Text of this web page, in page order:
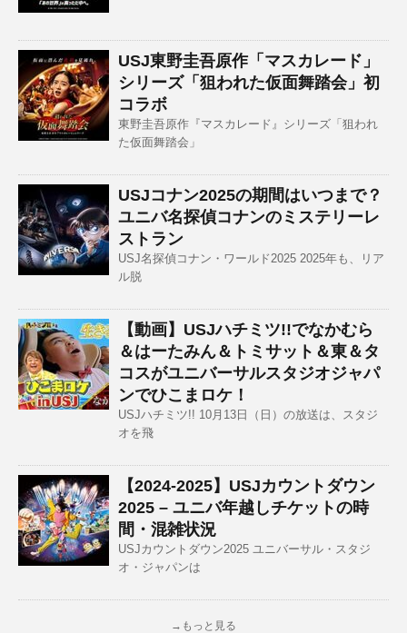
USJ東野圭吾原作「マスカレード」
シリーズ「狙われた仮面舞踏会」初
コラボ
東野圭吾原作『マスカレード』シリーズ「狙われ
た仮面舞踏会」
USJコナン2025の期間はいつまで？
ユニバ名探偵コナンのミステリーレ
ストラン
USJ名探偵コナン・ワールド2025 2025年も、リア
ル脱
【動画】USJハチミツ!!でなかむら
＆はーたみん＆トミサット＆東＆タ
コスがユニバーサルスタジオジャパ
ンでひこまロケ！
USJハチミツ!! 10月13日（日）の放送は、スタジ
オを飛
【2024-2025】USJカウントダウン
2025 – ユニバ年越しチケットの時
間・混雑状況
USJカウントダウン2025 ユニバーサル・スタジ
オ・ジャパンは
→もっと見る